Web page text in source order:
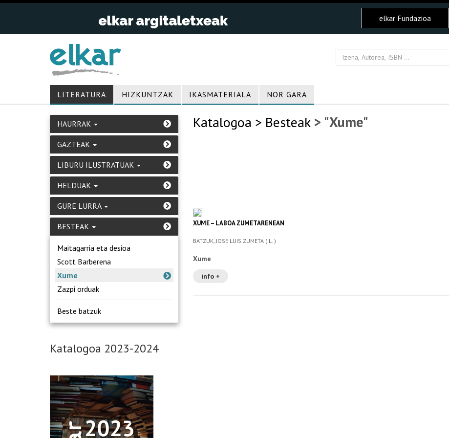
elkar Fundazioa
LITERATURA HIZKUNTZAK IKASMATERIALA NOR GARA
HAURRAK
GAZTEAK
LIBURU ILUSTRATUAK
HELDUAK
GURE LURRA
BESTEAK
Maitagarria eta desioa
Scott Barberena
Xume
Zazpi orduak
Beste batzuk
Katalogoa 2023-2024
Katalogoa > Besteak> "Xume"
XUME – LABOA ZUMETARENEAN
BATZUK, JOSE LUIS ZUMETA (IL. )
Xume
info +